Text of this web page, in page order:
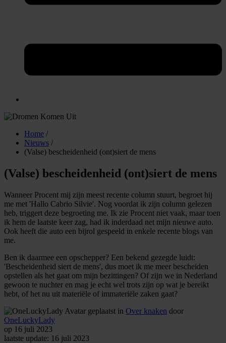
Home /
Nieuws /
(Valse) bescheidenheid (ont)siert de mens
(Valse) bescheidenheid (ont)siert de mens
Wanneer Procent mij zijn meest recente column stuurt, begroet hij
me met 'Hallo Cabrio Silvie'. Nog voordat ik zijn column gelezen
heb, triggert deze begroeting me. Ik zie Procent niet vaak, maar toen
ik hem de laatste keer zag, had ik inderdaad net mijn nieuwe auto.
Ook heeft die auto een bijrol gespeeld in enkele recente blogs van
me.
Ben ik daarmee een opschepper? Een bekend gezegde luidt:
'Bescheidenheid siert de mens', dus moet ik me meer bescheiden
opstellen als het gaat om mijn bezittingen? Of zijn we in Nederland
gewoon te nuchter en mag je echt wel trots zijn op wat je bereikt
hebt, of het nu uit materiële of immateriële zaken gaat?
geplaatst in Over knaken door
OneLuckyLady
op 16 juli 2023
laatste update: 16 juli 2023